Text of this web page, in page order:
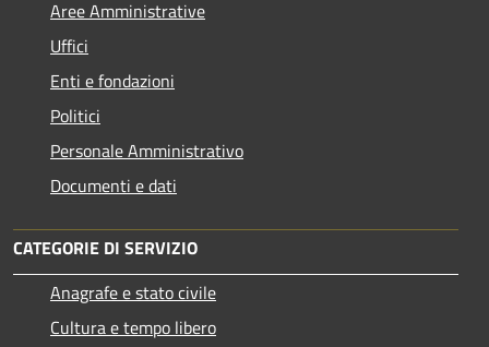
Aree Amministrative
Uffici
Enti e fondazioni
Politici
Personale Amministrativo
Documenti e dati
CATEGORIE DI SERVIZIO
Anagrafe e stato civile
Cultura e tempo libero